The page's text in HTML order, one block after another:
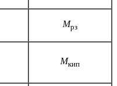
Мрз
Мкип